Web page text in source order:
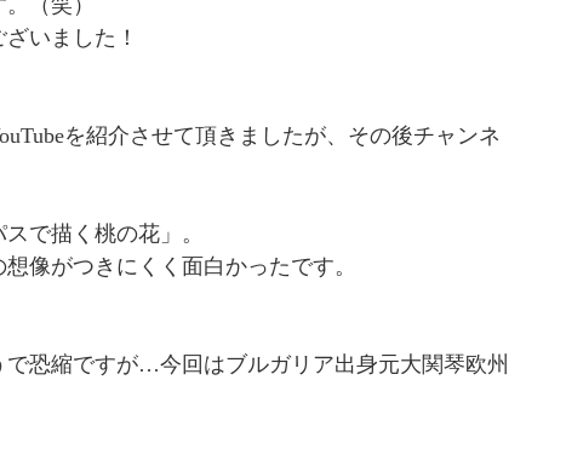
メント
（笑）
いました！
を紹介させて頂きましたが、その後チャンネ
で描く桃の花」。
像がつきにくく面白かったです。
恐縮ですが…今回はブルガリア出身元大関琴欧州